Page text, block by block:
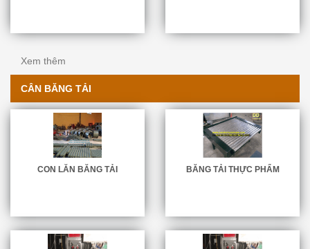
Xem thêm
CÂN BĂNG TẢI
CON LĂN BĂNG TẢI BĂNG TẢI THỰC PHẨM